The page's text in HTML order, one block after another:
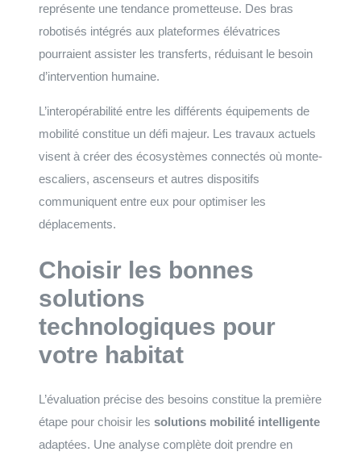
représente une tendance prometteuse. Des bras
robotisés intégrés aux plateformes élévatrices
pourraient assister les transferts, réduisant le besoin
d’intervention humaine.
L’interopérabilité entre les différents équipements de
mobilité constitue un défi majeur. Les travaux actuels
visent à créer des écosystèmes connectés où monte-
escaliers, ascenseurs et autres dispositifs
communiquent entre eux pour optimiser les
déplacements.
Choisir les bonnes
solutions
technologiques pour
votre habitat
L’évaluation précise des besoins constitue la première
étape pour choisir les solutions mobilité intelligente
adaptées. Une analyse complète doit prendre en